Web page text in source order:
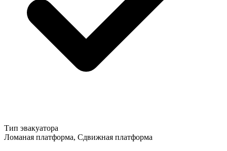
Тип эвакуатора
Ломаная платформа, Сдвижная платформа